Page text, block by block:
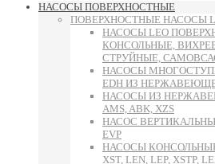
НАСОСЫ ПОВЕРХНОСТНЫЕ
ПОВЕРХНОСТНЫЕ НАСОСЫ
НАСОСЫ LEO
КОНСОЛЬНЫЕ,
СТРУЙНЫЕ,
НАСОСЫ
EDH ИЗ
НАСОСЫ ИЗ
AMS, ABK, XZS
НАСОС
EVP
НАСОСЫ КОНСОЛЬНЫЕ
XST, LEN, LEP, XSTP,